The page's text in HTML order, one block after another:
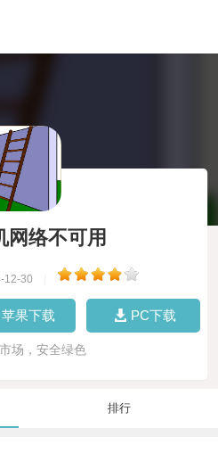
网络不可用
12-30
苹果下载 PC下载
场，安全绿色
排行